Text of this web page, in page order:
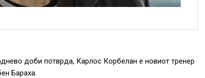
доби потврда, Карлос Корбелан е новиот тренер
Бараха.